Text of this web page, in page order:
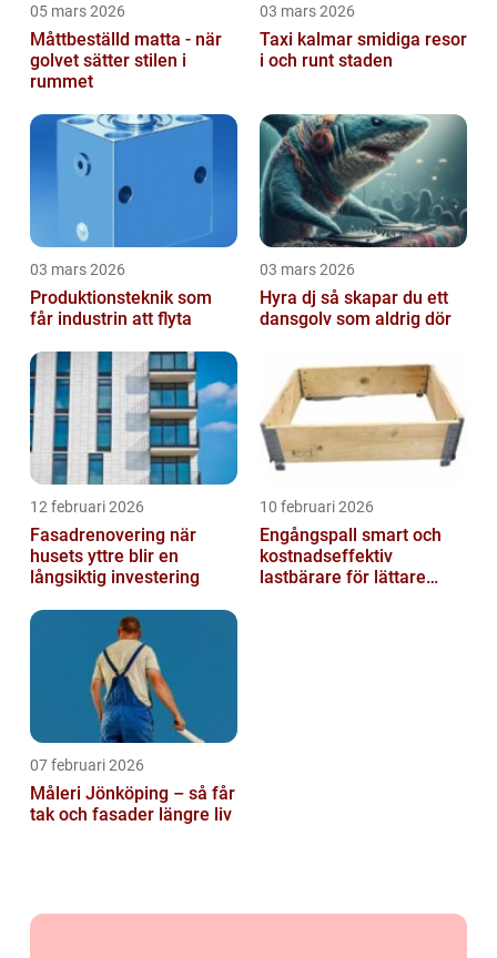
05 mars 2026
Måttbeställd matta - när
golvet sätter stilen i
rummet
03 mars 2026
Taxi kalmar smidiga resor
i och runt staden
03 mars 2026
Produktionsteknik som
får industrin att flyta
03 mars 2026
Hyra dj så skapar du ett
dansgolv som aldrig dör
12 februari 2026
Fasadrenovering när
husets yttre blir en
långsiktig investering
10 februari 2026
Engångspall smart och
kostnadseffektiv
lastbärare för lättare
07 februari 2026
Måleri Jönköping – så får
tak och fasader längre liv